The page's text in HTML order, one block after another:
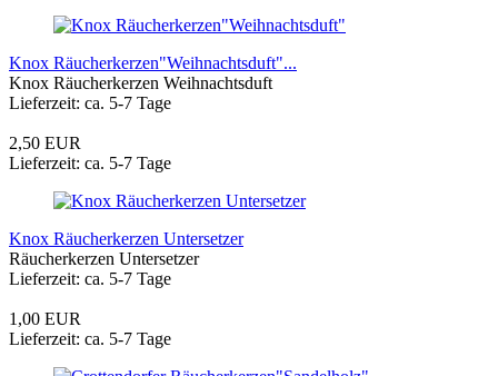
Knox Räucherkerzen"Weihnachtsduft"...
Knox Räucherkerzen Weihnachtsduft
Lieferzeit: ca. 5-7 Tage
2,50 EUR
Lieferzeit: ca. 5-7 Tage
Knox Räucherkerzen Untersetzer
Räucherkerzen Untersetzer
Lieferzeit: ca. 5-7 Tage
1,00 EUR
Lieferzeit: ca. 5-7 Tage